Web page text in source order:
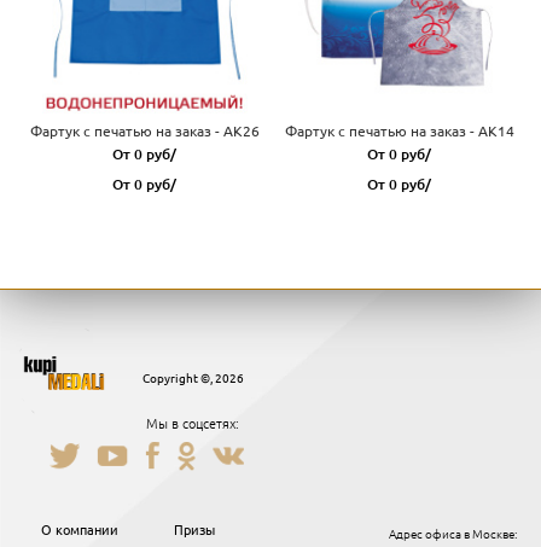
Фартук с печатью на заказ - AK26
От 0 руб/
От 0 руб/
Фартук с печатью на заказ - AK14
От 0 руб/
От 0 руб/
Copyright ©, 2026
Мы в соцсетях:
О компании Призы
Адрес офиса в Москве: